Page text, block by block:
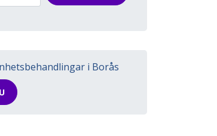
i Borås